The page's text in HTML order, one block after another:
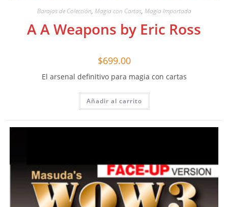
Barajas de Colección, Magia con Cartas, Magia Importada
A A Weapons by Eric Ross
$699.00
El arsenal definitivo para magia con cartas
Añadir al carrito